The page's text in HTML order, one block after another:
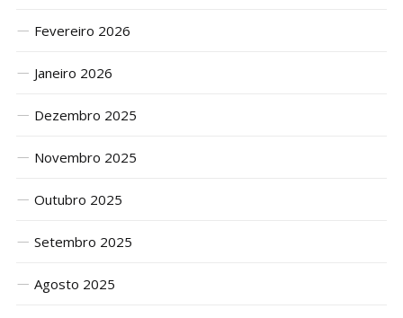
Fevereiro 2026
Janeiro 2026
Dezembro 2025
Novembro 2025
Outubro 2025
Setembro 2025
Agosto 2025